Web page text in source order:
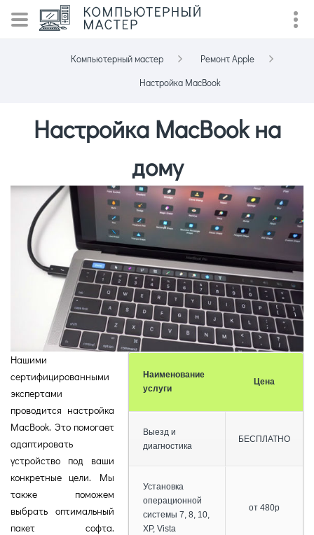
Компьютерный мастер
Ремонт Apple
Настройка MacBook
Настройка MacBook на
дому
Наименование
услуги
Цена
Выезд и
диагностика
БЕСПЛАТНО
Установка
операционной
системы 7, 8, 10,
XP, Vista
от 480р
Нашими
сертифицированными
экспертами
проводится настройка
MacBook. Это помогает
адаптировать
устройство под ваши
конкретные цели. Мы
также поможем
выбрать оптимальный
пакет софта.